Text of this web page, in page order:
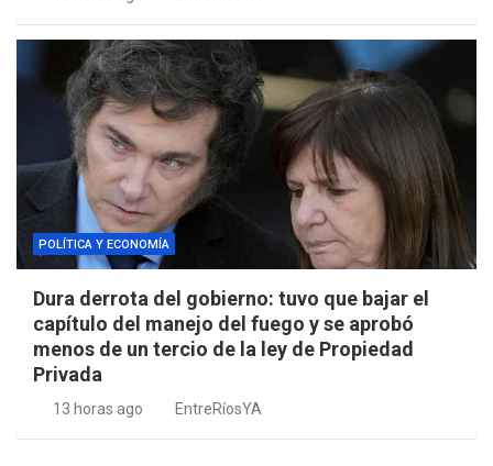
POLÍTICA Y ECONOMÍA
Dura derrota del gobierno: tuvo que bajar el
capítulo del manejo del fuego y se aprobó
menos de un tercio de la ley de Propiedad
Privada
13 horas ago EntreRíosYA